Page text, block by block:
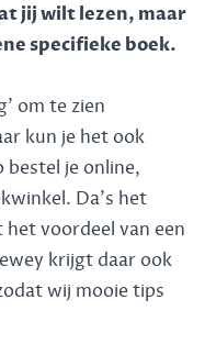
jij wilt lezen, maar
specifieke boek.
om te zien
kun je het ook
bestel je online,
Da's het
voordeel van een
krijgt daar ook
wij mooie tips